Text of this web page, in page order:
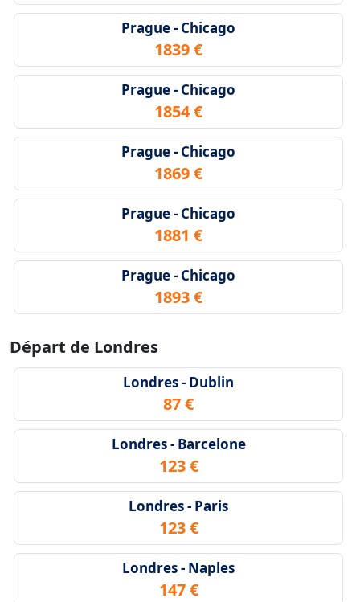
Prague - Chicago
1839 €
Prague - Chicago
1854 €
Prague - Chicago
1869 €
Prague - Chicago
1881 €
Prague - Chicago
1893 €
Départ de Londres
Londres - Dublin
87 €
Londres - Barcelone
123 €
Londres - Paris
123 €
Londres - Naples
147 €